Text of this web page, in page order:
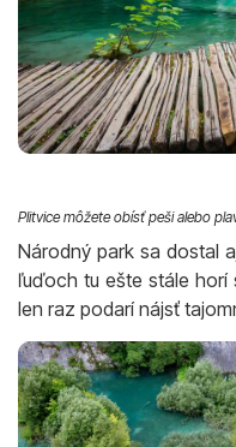
Plitvice môžete obísť peši alebo
Národný park sa dostal
ľuďoch tu ešte stále horí
len raz podarí nájsť